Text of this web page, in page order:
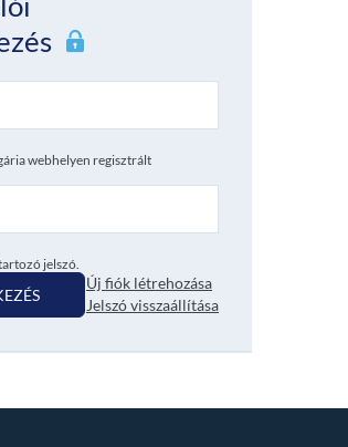
webhelyen regisztrált
jelszó.
Új fiók létrehozása
Jelszó visszaállítása